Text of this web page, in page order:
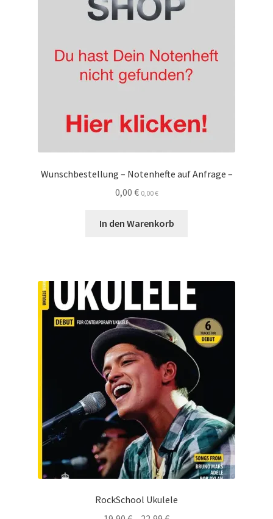
Wunschbestellung – Notenhefte auf Anfrage –
0,00 € 0,00€
In den Warenkorb
RockSchool Ukulele